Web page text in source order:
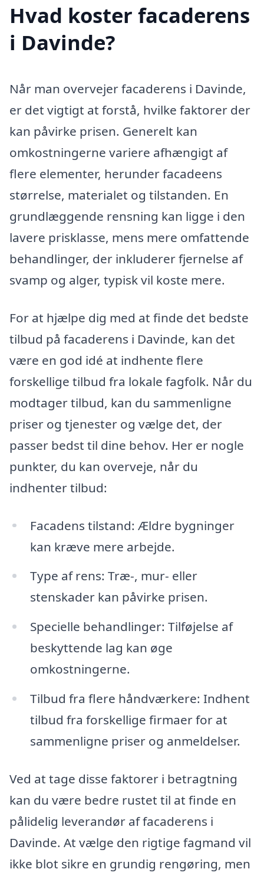
Hvad koster facaderens
i Davinde?
Når man overvejer facaderens i Davinde,
er det vigtigt at forstå, hvilke faktorer der
kan påvirke prisen. Generelt kan
omkostningerne variere afhængigt af
flere elementer, herunder facadeens
størrelse, materialet og tilstanden. En
grundlæggende rensning kan ligge i den
lavere prisklasse, mens mere omfattende
behandlinger, der inkluderer fjernelse af
svamp og alger, typisk vil koste mere.
For at hjælpe dig med at finde det bedste
tilbud på facaderens i Davinde, kan det
være en god idé at indhente flere
forskellige tilbud fra lokale fagfolk. Når du
modtager tilbud, kan du sammenligne
priser og tjenester og vælge det, der
passer bedst til dine behov. Her er nogle
punkter, du kan overveje, når du
indhenter tilbud:
Facadens tilstand: Ældre bygninger
kan kræve mere arbejde.
Type af rens: Træ-, mur- eller
stenskader kan påvirke prisen.
Specielle behandlinger: Tilføjelse af
beskyttende lag kan øge
omkostningerne.
Tilbud fra flere håndværkere: Indhent
tilbud fra forskellige firmaer for at
sammenligne priser og anmeldelser.
Ved at tage disse faktorer i betragtning
kan du være bedre rustet til at finde en
pålidelig leverandør af facaderens i
Davinde. At vælge den rigtige fagmand vil
ikke blot sikre en grundig rengøring, men